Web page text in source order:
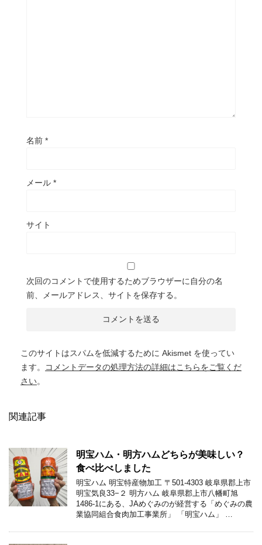
名前 *
メール *
サイト
次回のコメントで使用するためブラウザーに自分の名
前、メールアドレス、サイトを保存する。
このサイトはスパムを低減するために Akismet を使ってい
ます。
コメントデータの処理方法の詳細はこちらをご覧くだ
さい。
関連記事
明宝ハム・明方ハムどちらが美味しい？
食べ比べしました
明宝ハム 明宝特産物加工 〒501-4303 岐阜県郡上市
明宝気良33−２ 明方ハム 岐阜県郡上市八幡町旭
1486-1にある、JAめぐみのが経営する「めぐみの農
業協同組合食肉加工事業所」 「明宝ハム」 …